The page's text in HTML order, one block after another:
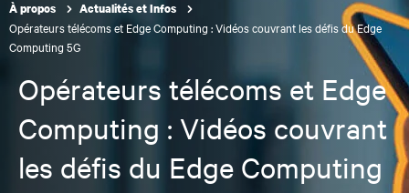
À propos Actualités et Infos
Opérateurs télécoms et Edge Computing : Vidéos couvrant les défis du Edge
Computing 5G
Opérateurs télécoms et Edge
Computing : Vidéos couvrant
les défis du Edge Computing